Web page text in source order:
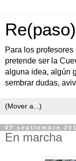
Para los
pretende ser la
alguna idea, algún
sembrar dudas,
07 septiembre
En marcha